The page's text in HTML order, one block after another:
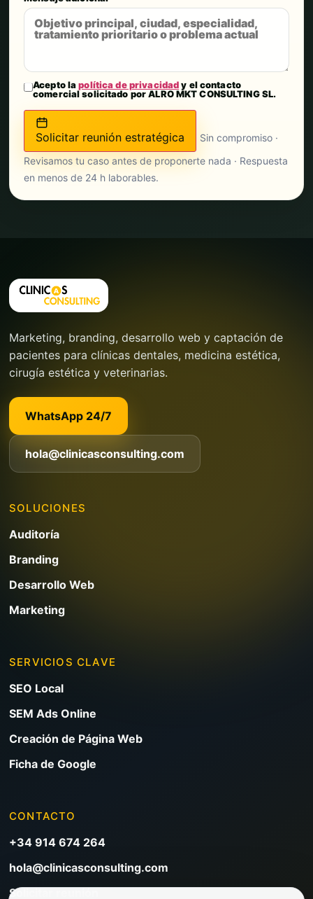
Acepto lapolítica de privacidady el contacto
comercial solicitado por ALRO MKT CONSULTING SL.
Solicitar reunión estratégica
Sin compromiso ·
Revisamos tu caso antes de proponerte nada · Respuesta
en menos de 24 h laborables.
Marketing, branding, desarrollo web y captación de
pacientes para clínicas dentales, medicina estética,
cirugía estética y veterinarias.
WhatsApp 24/7
hola@clinicasconsulting.com
SOLUCIONES
Auditoría
Branding
Desarrollo Web
Marketing
SERVICIOS CLAVE
SEO Local
SEM Ads Online
Creación de Página Web
Ficha de Google
CONTACTO
+34 914 674 264
hola@clinicasconsulting.com
Solicitar reunión